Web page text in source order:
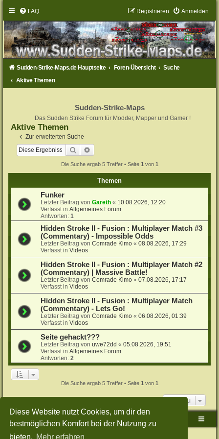
Diese Website nutzt Cookies, um dir den
bestmöglichen Komfort bei der Nutzung zu
bieten. Mehr erfahren
FAQ Anmelden
Registrieren
Sudden-Strike-Maps.de Hauptseite Foren-Übersicht
Suche
Aktive Themen
Sudden-Strike-Maps
Das Sudden Strike Forum für Modder, Mapper und Gamer !
Aktive Themen
Zur erweiterten Suche
Suche
Die Suche ergab 5 Treffer • Seite 1 von 1
Themen
Funker
Letzter Beitrag vonGareth « 10.08.2026, 12:20
Verfasst inAllgemeines Forum
Antworten:1
Hidden Stroke II - Fusion : Multiplayer Match #3
(Commentary) - Impossible Odds
Letzter Beitrag vonComrade Kimo «08.08.2026, 17:29
Verfasst inVideos
Hidden Stroke II - Fusion : Multiplayer Match #2
(Commentary) | Massive Battle!
Letzter Beitrag vonComrade Kimo «07.08.2026, 17:17
Verfasst inVideos
Hidden Stroke II - Fusion : Multiplayer Match
(Commentary) - Lets Go!
Letzter Beitrag vonComrade Kimo «06.08.2026, 01:39
Verfasst inVideos
Seite gehackt???
Letzter Beitrag vonuwe72dd «05.08.2026, 19:51
Verfasst inAllgemeines Forum
Antworten:2
Die Suche ergab 5 Treffer • Seite 1 von 1
Gehe zu
Sudden-Strike-Maps.de Hauptseite Foren-Übersicht
Powered byphpBB® Forum Software © phpBB Limited